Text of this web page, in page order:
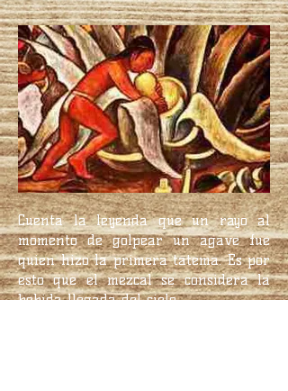
Cuenta la leyenda que un rayo al
momento de golpear un agave fue
quien hizo la primera tatema. Es por
esto que el mezcal se considera la
bebida llegada del cielo.